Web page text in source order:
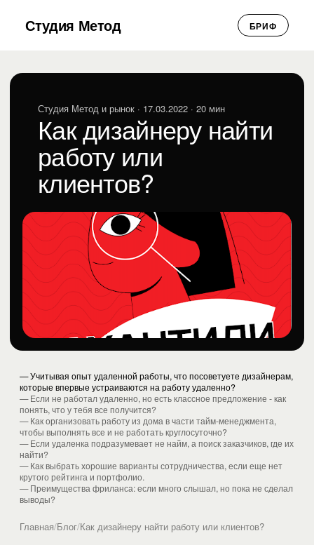
Студия Метод БРИФ
Студия Метод и рынок · 17.03.2022 · 20 мин
Как дизайнеру найти
работу или
клиентов?
ВР
Студия Метод и рынок · 17.03.2022
— Учитывая опыт удаленной работы, что посоветуете дизайнерам,
которые впервые устраиваются на работу удаленно?
— Если не работал удаленно, но есть классное предложение - как
понять, что у тебя все получится?
— Как организовать работу из дома в части тайм-менеджмента,
чтобы выполнять все и не работать круглосуточно?
— Если удаленка подразумевает не найм, а поиск заказчиков, где их
найти?
— Как выбрать хорошие варианты сотрудничества, если еще нет
крутого рейтинга и портфолио.
— Преимущества фриланса: если много слышал, но пока не сделал
выводы?
Главная/Блог/Как дизайнеру найти работу или клиентов?